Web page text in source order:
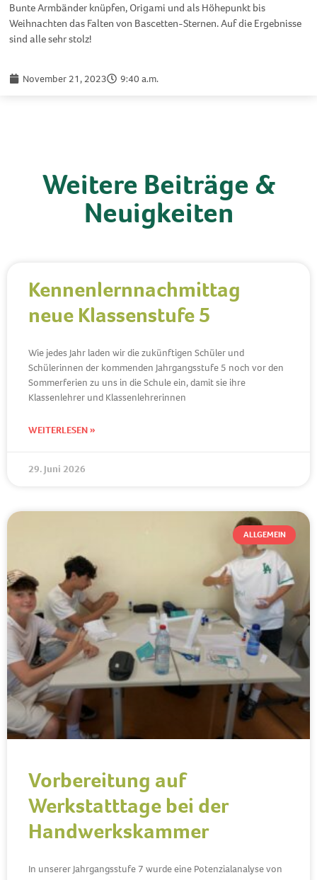
Bunte Armbänder knüpfen, Origami und als Höhepunkt bis
Weihnachten das Falten von Bascetten-Sternen. Auf die Ergebnisse
sind alle sehr stolz!
November 21, 2023 9:40 a.m.
Weitere Beiträge &
Neuigkeiten
Kennenlernnachmittag
neue Klassenstufe 5
Wie jedes Jahr laden wir die zukünftigen Schüler und
Schülerinnen der kommenden Jahrgangsstufe 5 noch vor den
Sommerferien zu uns in die Schule ein, damit sie ihre
Klassenlehrer und Klassenlehrerinnen
WEITERLESEN »
29. Juni 2026
ALLGEMEIN
Vorbereitung auf
Werkstatttage bei der
Handwerkskammer
In unserer Jahrgangsstufe 7 wurde eine Potenzialanalyse von